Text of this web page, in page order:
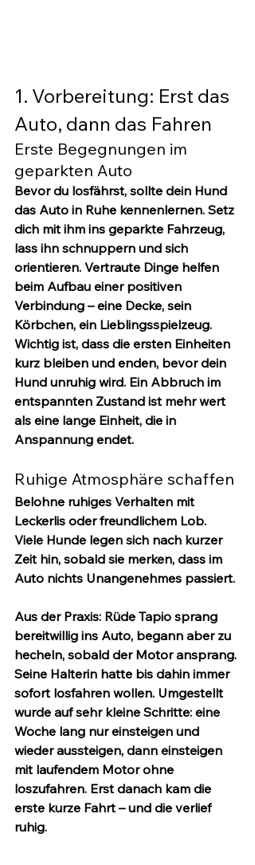
1. Vorbereitung: Erst das
Auto, dann das Fahren
Erste Begegnungen im
geparkten Auto
Bevor du losfährst, sollte dein Hund
das Auto in Ruhe kennenlernen. Setz
dich mit ihm ins geparkte Fahrzeug,
lass ihn schnuppern und sich
orientieren. Vertraute Dinge helfen
beim Aufbau einer positiven
Verbindung – eine Decke, sein
Körbchen, ein Lieblingsspielzeug.
Wichtig ist, dass die ersten Einheiten
kurz bleiben und enden, bevor dein
Hund unruhig wird. Ein Abbruch im
entspannten Zustand ist mehr wert
als eine lange Einheit, die in
Anspannung endet.
Ruhige Atmosphäre schaffen
Belohne ruhiges Verhalten mit
Leckerlis oder freundlichem Lob.
Viele Hunde legen sich nach kurzer
Zeit hin, sobald sie merken, dass im
Auto nichts Unangenehmes passiert.
Aus der Praxis: Rüde Tapio sprang
bereitwillig ins Auto, begann aber zu
hecheln, sobald der Motor ansprang.
Seine Halterin hatte bis dahin immer
sofort losfahren wollen. Umgestellt
wurde auf sehr kleine Schritte: eine
Woche lang nur einsteigen und
wieder aussteigen, dann einsteigen
mit laufendem Motor ohne
loszufahren. Erst danach kam die
erste kurze Fahrt – und die verlief
ruhig.